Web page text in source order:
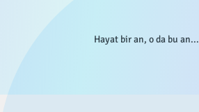
Hayat bir an, o da bu an...